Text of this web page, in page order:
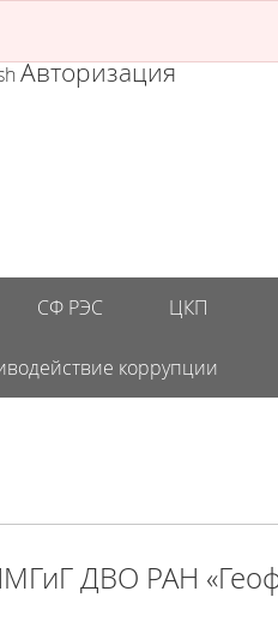
Авторизация
СФ РЭС ЦКП
коррупции
ДВО РАН